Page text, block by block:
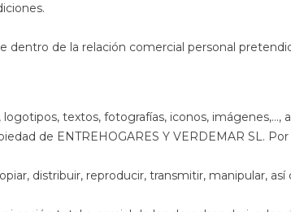
de la relación comercial personal
textos, fotografías, iconos, imágenes,…,
de ENTREHOGARES Y VERDEMAR SL.
distribuir, reproducir, transmitir, manipular,